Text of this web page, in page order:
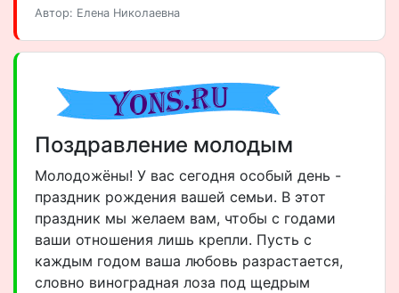
Автор: Елена Николаевна
Поздравление молодым
Молодожёны! У вас сегодня особый день -
праздник рождения вашей семьи. В этот
праздник мы желаем вам, чтобы с годами
ваши отношения лишь крепли. Пусть с
каждым годом ваша любовь разрастается,
словно виноградная лоза под щедрым